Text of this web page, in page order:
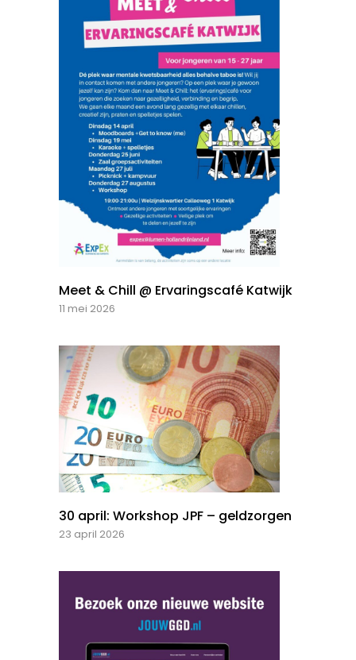
Meet & Chill @ Ervaringscafé Katwijk
11 mei 2026
30 april: Workshop JPF – geldzorgen
23 april 2026